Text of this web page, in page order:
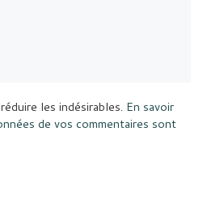
les indésirables. En savoir
de vos commentaires sont